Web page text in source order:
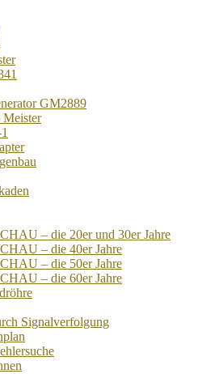
GM2889
Meister
– die 20er und 30er Jahre
– die 40er Jahre
– die 50er Jahre
– die 60er Jahre
Signalverfolgung